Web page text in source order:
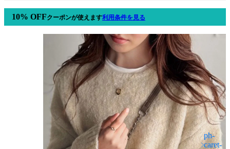
10% OFFクーポンが使えます利用条件を見る